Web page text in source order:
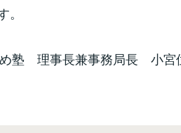
塾 理事長兼事務局長 小宮